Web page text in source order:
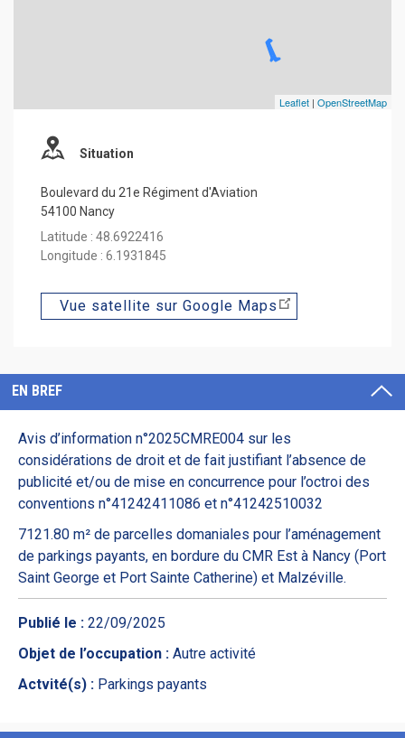
Leaflet | OpenStreetMap
Situation
Boulevard du 21e Régiment d'Aviation
54100 Nancy
Latitude : 48.6922416
Longitude : 6.1931845
Vue satellite sur Google Maps
EN BREF
Avis d’information n°2025CMRE004 sur les
considérations de droit et de fait justifiant l’absence de
publicité et/ou de mise en concurrence pour l’octroi des
conventions n°41242411086 et n°41242510032
7121.80 m² de parcelles domaniales pour l’aménagement
de parkings payants, en bordure du CMR Est à Nancy (Port
Saint George et Port Sainte Catherine) et Malzéville.
Publié le : 22/09/2025
Objet de l’occupation : Autre activité
Actvité(s) : Parkings payants